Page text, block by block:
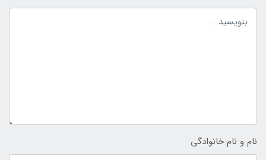
نام و نام خانوادگی